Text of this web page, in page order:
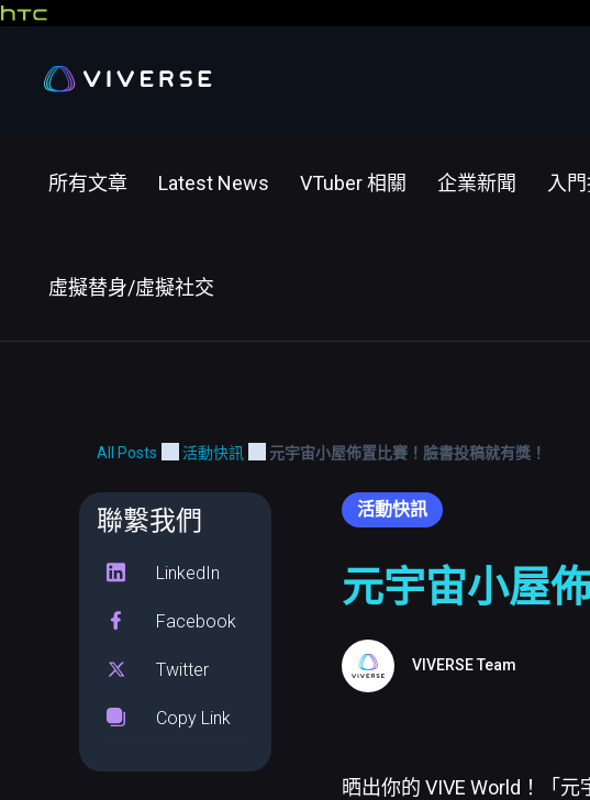
所有文章 Latest News VTuber 相關 企業新聞 入
虛擬替身/虛擬社交
All Posts 活動快訊 元宇宙小屋佈置比賽！臉書投稿就有獎！
聯繫我們
LinkedIn
Facebook
Twitter
Copy Link
活動快訊
元宇宙小屋
VIVERSE Team
晒出你的 VIVE World！「元